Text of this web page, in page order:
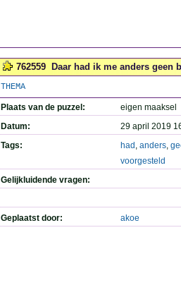
762559 Daar had ik me anders geen
THEMA
Plaats van de puzzel:
eigen maaksel
Datum:
29 april 2019
Tags:
had , anders,
voorgesteld
Gelijkluidende vragen:
Geplaatst door: akoe